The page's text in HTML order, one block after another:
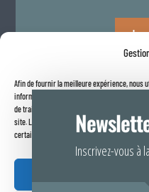
Afin de fournir la meilleure expérience, nous
informations sur votre navigateur internet.
de traiter des données telles que le
site. Le fait de ne pas consentir ou de retirer
certaines caractéristiques et fonctions.
Je
Politique
Inscrivez-vous à